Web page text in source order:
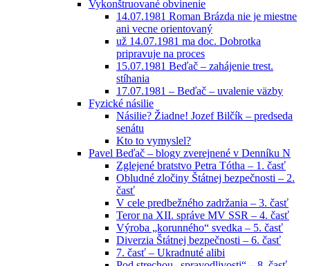
Vykonštruované obvinenie
14.07.1981 Roman Brázda nie je miestne
ani vecne orientovaný
už 14.07.1981 ma doc. Dobrotka
pripravuje na proces
15.07.1981 Beďač – zahájenie trest.
stíhania
17.07.1981 – Beďač – uvalenie väzby
Fyzické násilie
Násilie? Žiadne! Jozef Bilčík – predseda
senátu
Kto to vymyslel?
Pavel Beďač – blogy zverejnené v Denníku N
Zglejené bratstvo Petra Tótha – 1. časť
Obludné zločiny Štátnej bezpečnosti – 2.
časť
V cele predbežného zadržania – 3. časť
Teror na XII. správe MV SSR – 4. časť
Výroba „korunného“ svedka – 5. časť
Diverzia Štátnej bezpečnosti – 6. časť
7. časť – Ukradnuté alibi